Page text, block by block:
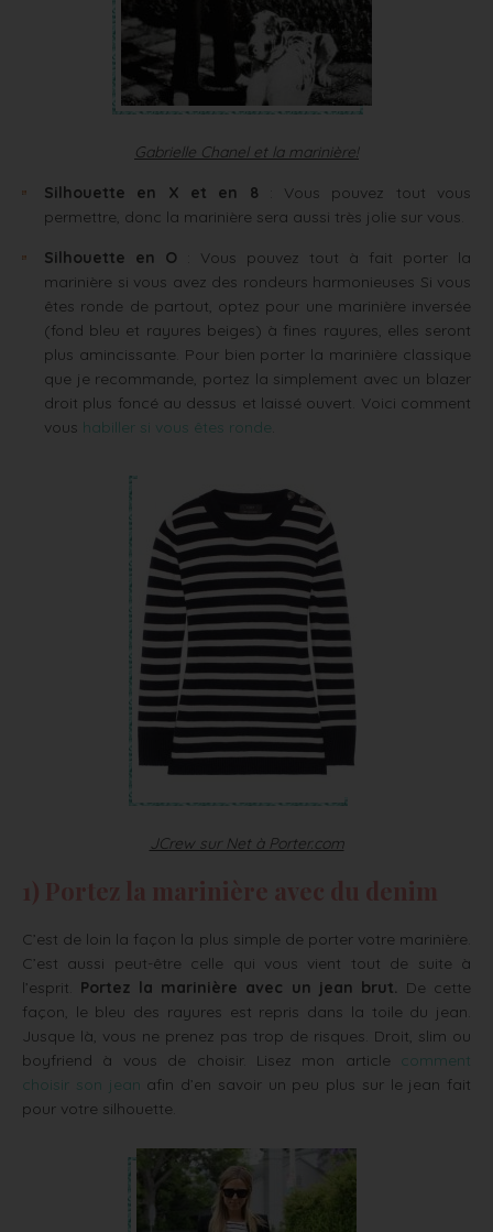
Gabrielle Chanel et la marinière!
Silhouette en X et en 8 : Vous pouvez tout vous
permettre, donc la marinière sera aussi très jolie sur vous.
Silhouette en O : Vous pouvez tout à fait porter la
marinière si vous avez des rondeurs harmonieuses Si vous
êtes ronde de partout, optez pour une marinière inversée
(fond bleu et rayures beiges) à fines rayures, elles seront
plus amincissante. Pour bien porter la marinière classique
que je recommande, portez la simplement avec un blazer
droit plus foncé au dessus et laissé ouvert. Voici comment
vous habiller si vous êtes ronde
JCrew sur Net à Porter.com
C’est de loin la façon la plus simple de porter votre marinière.
C’est aussi peut-être celle qui vous vient tout de suite à
l’esprit. Portez la marinière avec un jean brut. De cette
façon, le bleu des rayures est repris dans la toile du jean.
Jusque là, vous ne prenez pas trop de risques. Droit, slim ou
boyfriend à vous de choisir. Lisez mon article comment
choisir son jean afin d’en savoir un peu plus sur le jean fait
pour votre silhouette.